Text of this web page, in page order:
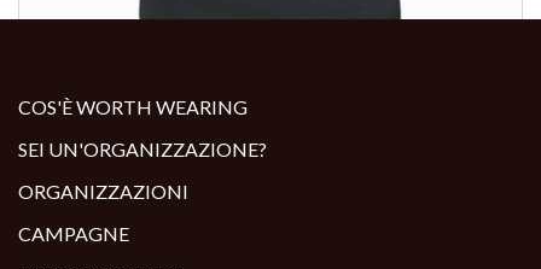
COS'È WORTH WEARING
SEI UN'ORGANIZZAZIONE?
ORGANIZZAZIONI
CAMPAGNE